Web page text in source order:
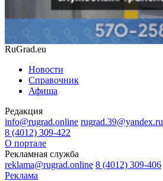
RuGrad.eu
Новости
Справочник
Афиша
Редакция
info@rugrad.online rugrad.39@yandex.ru
8 (4012) 309-422
О портале
Рекламная служба
reklama@rugrad.online 8 (4012) 309-406
Реклама